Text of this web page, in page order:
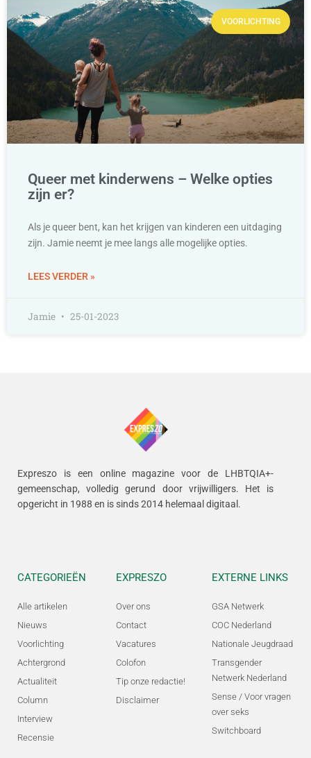
VOORLICHTING
Queer met kinderwens – Welke opties
zijn er?
Als je queer bent, kan het krijgen van kinderen een uitdaging
zijn. Jamie neemt je mee langs alle mogelijke opties.
LEES VERDER »
Jamie 25-01-2023
Expreszo is een online magazine voor de LHBTQIA+-
gemeenschap, volledig gerund door vrijwilligers. Het is
opgericht in 1988 en is sinds 2014 helemaal digitaal.
CATEGORIEËN
Alle artikelen
Nieuws
Voorlichting
Achtergrond
Actualiteit
Column
Interview
Recensie
EXPRESZO
Over ons
Contact
Vacatures
Colofon
Tip onze redactie!
Disclaimer
EXTERNE LINKS
GSA Netwerk
COC Nederland
Nationale Jeugdraad
Transgender
Netwerk Nederland
Sense / Voor vragen
over seks
Switchboard